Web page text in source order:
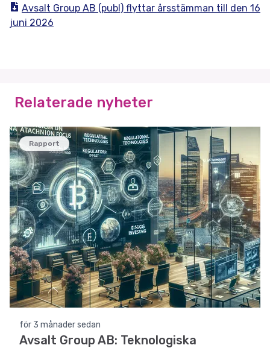
Avsalt Group AB (publ) flyttar årsstämman till den 16
juni 2026
Relaterade nyheter
Rapport
för 3 månader sedan
Avsalt Group AB: Teknologiska